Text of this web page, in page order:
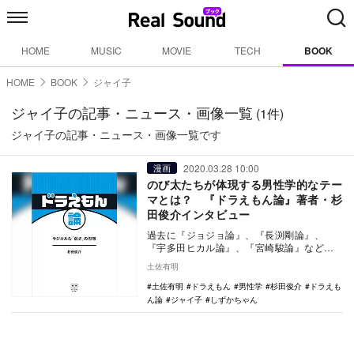
HOME MUSIC MOVIE TECH BOOK
HOME BOOK ジャイ子
ジャイ子の記事・ニュース・画像一覧 (1件)
ジャイ子の記事・ニュース・画像一覧です
漫画 2020.03.28 10:00
のび太たちが体現する男性学的なテー
マとは？ 『ドラえもん論』著者・杉
田俊介インタビュー
過去に『ジョジョ論』、『長渕剛論』、
『宇多田ヒカル論』、『宮崎駿論』などの
俊介。文芸誌…
土佐有明
土佐有明
ドラえもん 男性学 杉田俊介
ドラえも
ん論
ジャイ子 しずかちゃん